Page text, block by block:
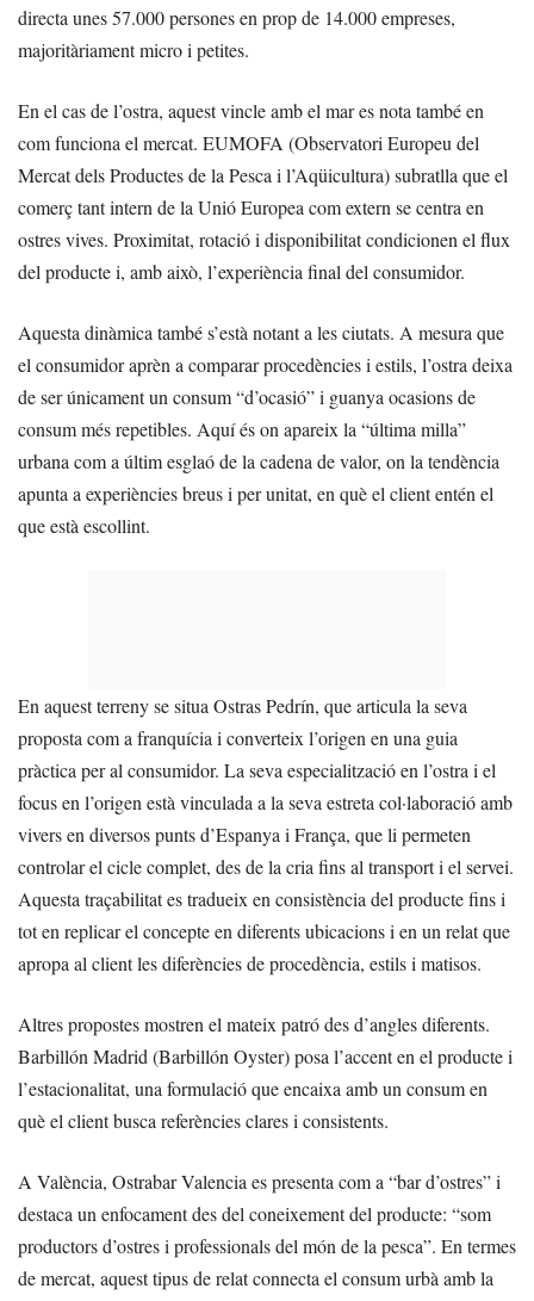
directa unes 57.000 persones en prop de 14.000 empreses,
majoritàriament micro i petites.
En el cas de l’ostra, aquest vincle amb el mar es nota també en
com funciona el mercat. EUMOFA (Observatori Europeu del
Mercat dels Productes de la Pesca i l’Aqüicultura) subratlla que el
comerç tant intern de la Unió Europea com extern se centra en
ostres vives. Proximitat, rotació i disponibilitat condicionen el flux
del producte i, amb això, l’experiència final del consumidor.
Aquesta dinàmica també s’està notant a les ciutats. A mesura que
el consumidor aprèn a comparar procedències i estils, l’ostra deixa
de ser únicament un consum “d’ocasió” i guanya ocasions de
consum més repetibles. Aquí és on apareix la “última milla”
urbana com a últim esglaó de la cadena de valor, on la tendència
apunta a experiències breus i per unitat, en què el client entén el
que està escollint.
En aquest terreny se situa Ostras Pedrín, que articula la seva
proposta com a franquícia i converteix l’origen en una guia
pràctica per al consumidor. La seva especialització en l’ostra i el
focus en l’origen està vinculada a la seva estreta col·laboració amb
vivers en diversos punts d’Espanya i França, que li permeten
controlar el cicle complet, des de la cria fins al transport i el servei.
Aquesta traçabilitat es tradueix en consistència del producte fins i
tot en replicar el concepte en diferents ubicacions i en un relat que
apropa al client les diferències de procedència, estils i matisos.
Altres propostes mostren el mateix patró des d’angles diferents.
Barbillón Madrid (Barbillón Oyster) posa l’accent en el producte i
l’estacionalitat, una formulació que encaixa amb un consum en
què el client busca referències clares i consistents.
A València, Ostrabar Valencia es presenta com a “bar d’ostres” i
destaca un enfocament des del coneixement del producte: “som
productors d’ostres i professionals del món de la pesca”. En termes
de mercat, aquest tipus de relat connecta el consum urbà amb la